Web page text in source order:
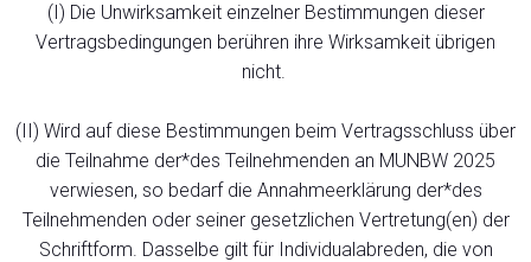
(I) Die Unwirksamkeit einzelner Bestimmungen dieser
Vertragsbedingungen berühren ihre Wirksamkeit übrigen
nicht.
(II) Wird auf diese Bestimmungen beim Vertragsschluss über
die Teilnahme der*des Teilnehmenden an MUNBW 2025
verwiesen, so bedarf die Annahmeerklärung der*des
Teilnehmenden oder seiner gesetzlichen Vertretung(en) der
Schriftform. Dasselbe gilt für Individualabreden, die von